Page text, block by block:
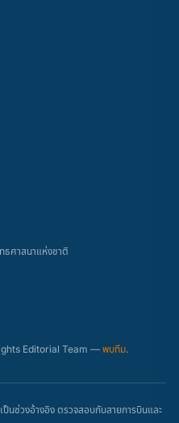
ธศาสนาแห่งชาติ
Editorial Team —พบทีม.
ช่วงอ้างอิง ตรวจสอบกับสายการบินและ